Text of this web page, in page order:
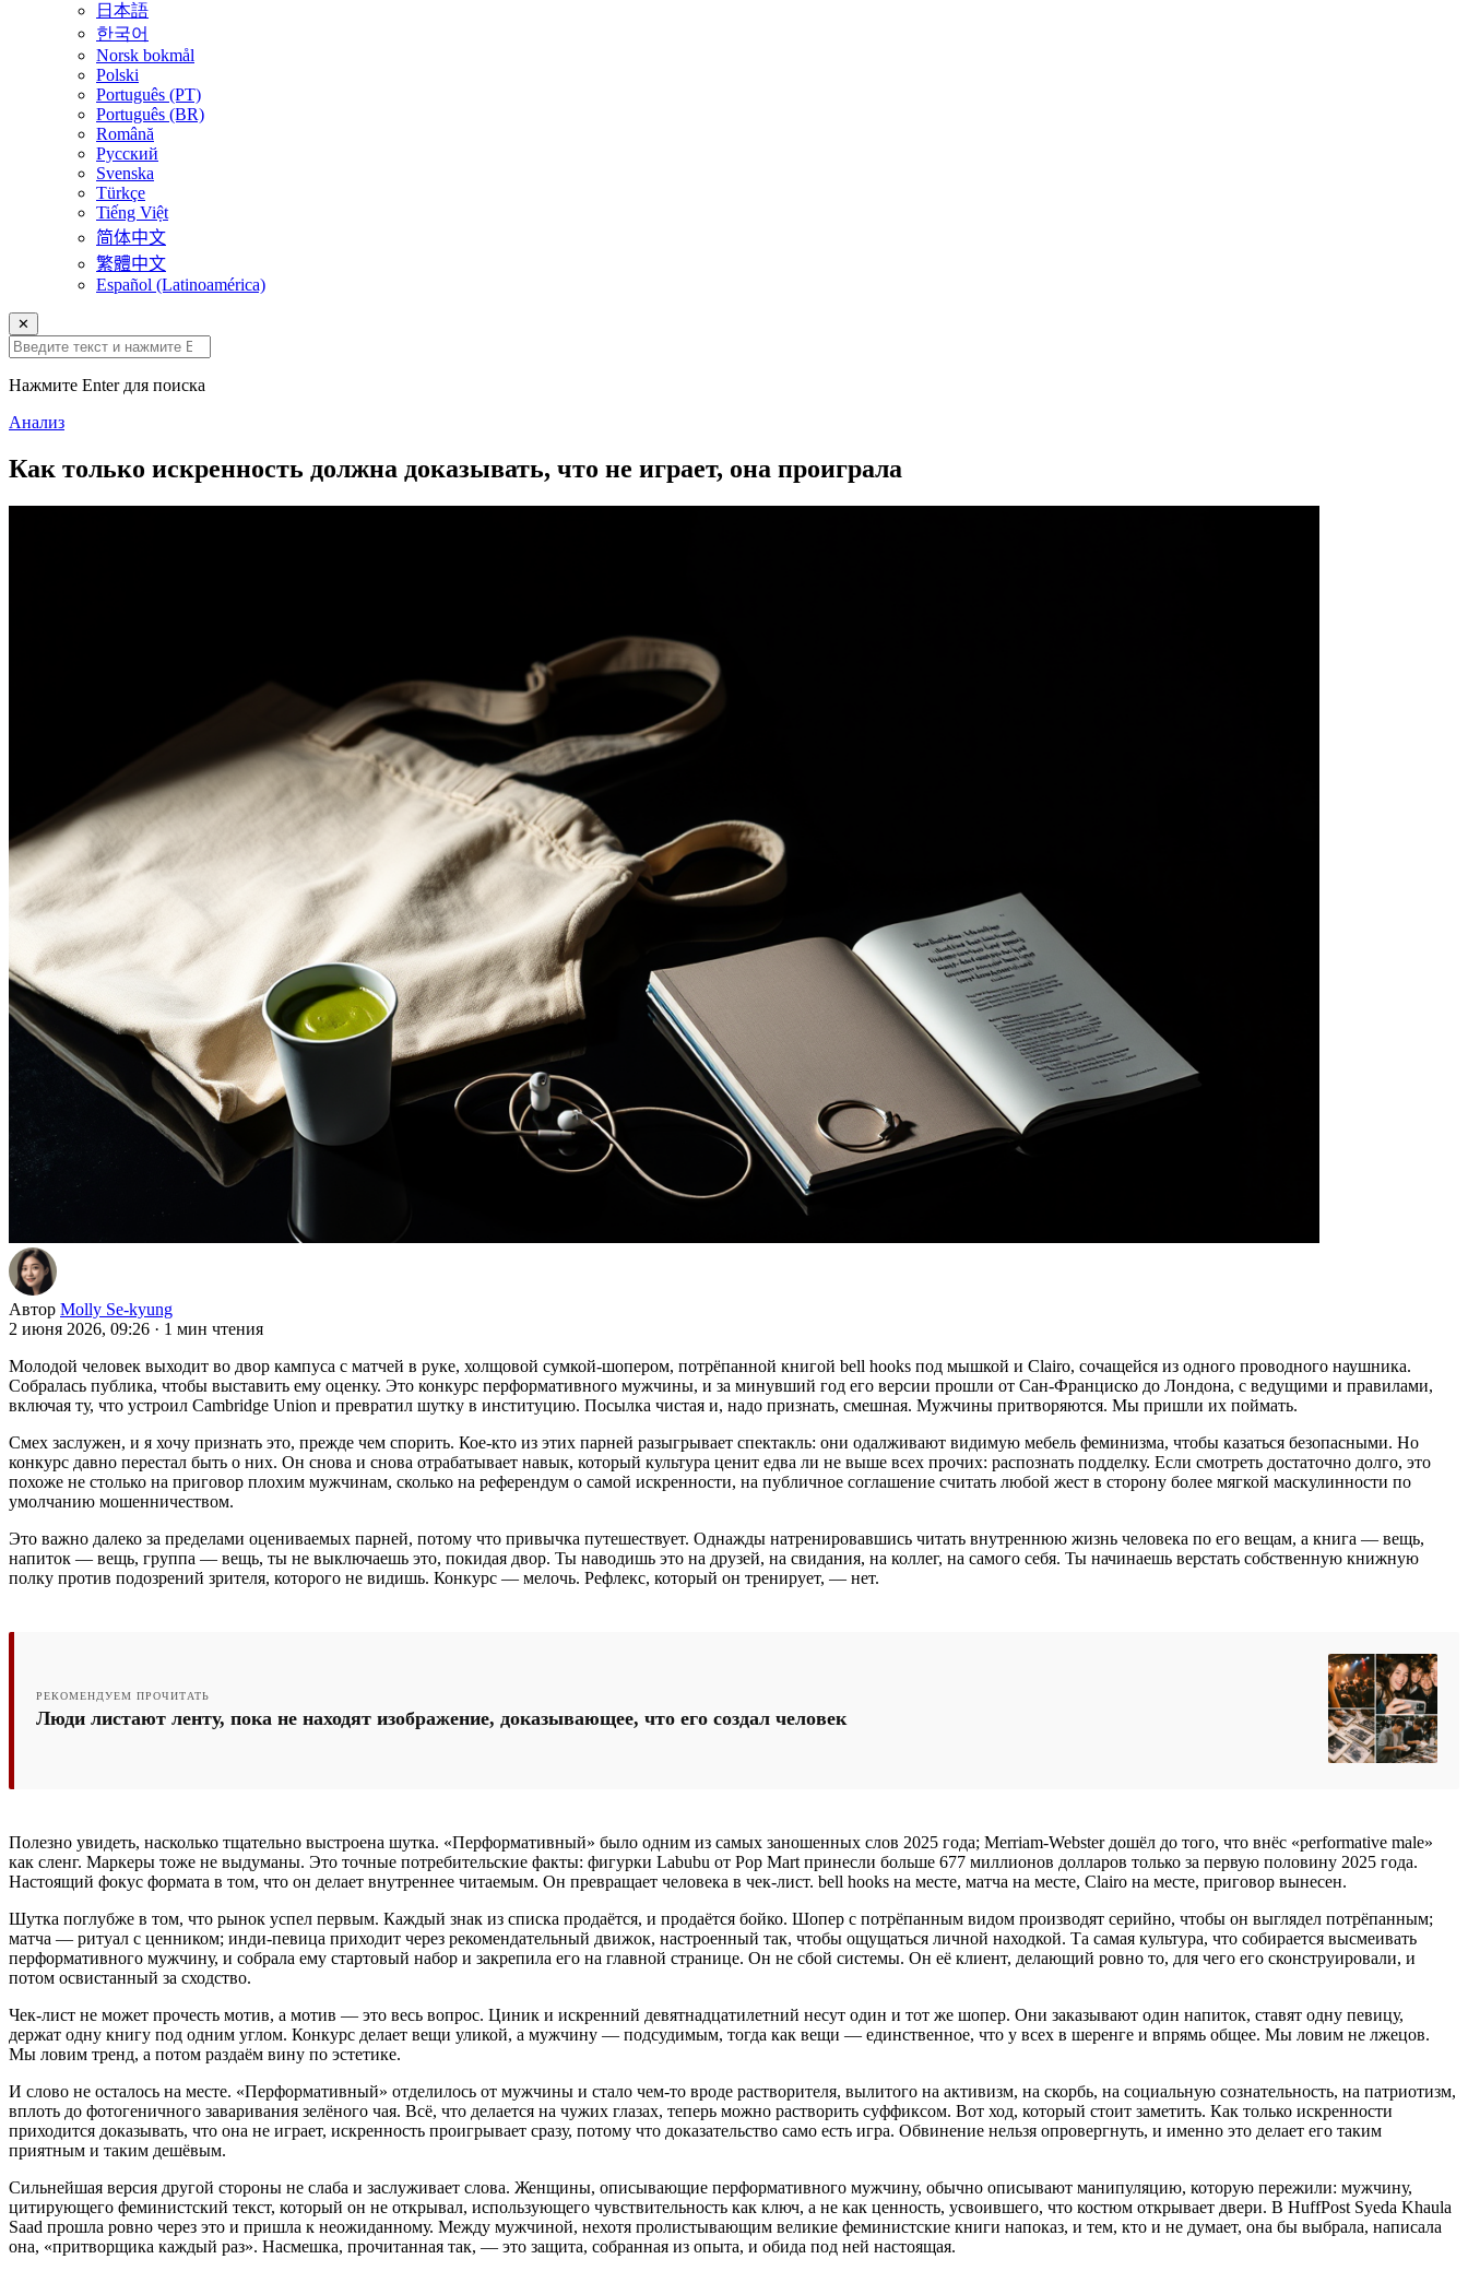
日本語
한국어
Norsk bokmål
Polski
Português (PT)
Português (BR)
Română
Русский
Svenska
Türkçe
Tiếng Việt
简体中文
繁體中文
Español (Latinoamérica)
✕
Нажмите Enter для поиска
Анализ
Как только искренность должна доказывать, что не играет, она проиграла
Автор Molly Se-kyung
2 июня 2026, 09:26 · 1 мин чтения
Молодой человек выходит во двор кампуса с матчей в руке, холщовой сумкой-шопером, потрёпанной книгой bell hooks под мышкой и Clairo, сочащейся из одного проводного наушника.
Собралась публика, чтобы выставить ему оценку. Это конкурс перформативного мужчины, и за минувший год его версии прошли от Сан-Франциско до Лондона, с ведущими и правилами,
включая ту, что устроил Cambridge Union и превратил шутку в институцию. Посылка чистая и, надо признать, смешная. Мужчины притворяются. Мы пришли их поймать.
Смех заслужен, и я хочу признать это, прежде чем спорить. Кое-кто из этих парней разыгрывает спектакль: они одалживают видимую мебель феминизма, чтобы казаться безопасными. Но
конкурс давно перестал быть о них. Он снова и снова отрабатывает навык, который культура ценит едва ли не выше всех прочих: распознать подделку. Если смотреть достаточно долго, это
похоже не столько на приговор плохим мужчинам, сколько на референдум о самой искренности, на публичное соглашение считать любой жест в сторону более мягкой маскулинности по
умолчанию мошенничеством.
Это важно далеко за пределами оцениваемых парней, потому что привычка путешествует. Однажды натренировавшись читать внутреннюю жизнь человека по его вещам, а книга — вещь,
напиток — вещь, группа — вещь, ты не выключаешь это, покидая двор. Ты наводишь это на друзей, на свидания, на коллег, на самого себя. Ты начинаешь верстать собственную книжную
полку против подозрений зрителя, которого не видишь. Конкурс — мелочь. Рефлекс, который он тренирует, — нет.
РЕКОМЕНДУЕМ ПРОЧИТАТЬ
Люди листают ленту, пока не находят изображение, доказывающее, что его создал человек
Полезно увидеть, насколько тщательно выстроена шутка. «Перформативный» было одним из самых заношенных слов 2025 года; Merriam-Webster дошёл до того, что внёс «performative male»
как сленг. Маркеры тоже не выдуманы. Это точные потребительские факты: фигурки Labubu от Pop Mart принесли больше 677 миллионов долларов только за первую половину 2025 года.
Настоящий фокус формата в том, что он делает внутреннее читаемым. Он превращает человека в чек-лист. bell hooks на месте, матча на месте, Clairo на месте, приговор вынесен.
Шутка поглубже в том, что рынок успел первым. Каждый знак из списка продаётся, и продаётся бойко. Шопер с потрёпанным видом производят серийно, чтобы он выглядел потрёпанным;
матча — ритуал с ценником; инди-певица приходит через рекомендательный движок, настроенный так, чтобы ощущаться личной находкой. Та самая культура, что собирается высмеивать
перформативного мужчину, и собрала ему стартовый набор и закрепила его на главной странице. Он не сбой системы. Он её клиент, делающий ровно то, для чего его сконструировали, и
потом освистанный за сходство.
Чек-лист не может прочесть мотив, а мотив — это весь вопрос. Циник и искренний девятнадцатилетний несут один и тот же шопер. Они заказывают один напиток, ставят одну певицу,
держат одну книгу под одним углом. Конкурс делает вещи уликой, а мужчину — подсудимым, тогда как вещи — единственное, что у всех в шеренге и впрямь общее. Мы ловим не лжецов.
Мы ловим тренд, а потом раздаём вину по эстетике.
И слово не осталось на месте. «Перформативный» отделилось от мужчины и стало чем-то вроде растворителя, вылитого на активизм, на скорбь, на социальную сознательность, на патриотизм,
вплоть до фотогеничного заваривания зелёного чая. Всё, что делается на чужих глазах, теперь можно растворить суффиксом. Вот ход, который стоит заметить. Как только искренности
приходится доказывать, что она не играет, искренность проигрывает сразу, потому что доказательство само есть игра. Обвинение нельзя опровергнуть, и именно это делает его таким
приятным и таким дешёвым.
Сильнейшая версия другой стороны не слаба и заслуживает слова. Женщины, описывающие перформативного мужчину, обычно описывают манипуляцию, которую пережили: мужчину,
цитирующего феминистский текст, который он не открывал, использующего чувствительность как ключ, а не как ценность, усвоившего, что костюм открывает двери. В HuffPost Syeda Khaula
Saad прошла ровно через это и пришла к неожиданному. Между мужчиной, нехотя пролистывающим великие феминистские книги напоказ, и тем, кто и не думает, она бы выбрала, написала
она, «притворщика каждый раз». Насмешка, прочитанная так, — это защита, собранная из опыта, и обида под ней настоящая.